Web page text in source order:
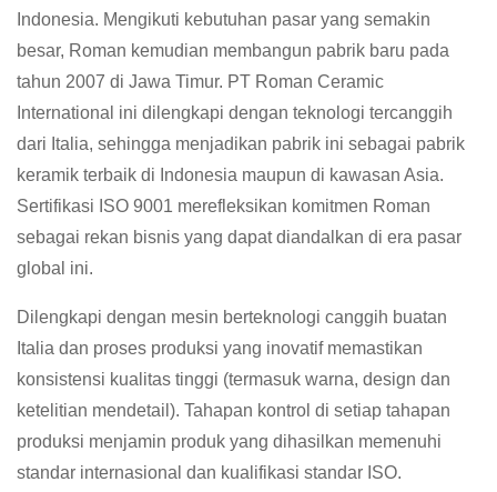
Indonesia. Mengikuti kebutuhan pasar yang semakin
besar, Roman kemudian membangun pabrik baru pada
tahun 2007 di Jawa Timur. PT Roman Ceramic
International ini dilengkapi dengan teknologi tercanggih
dari Italia, sehingga menjadikan pabrik ini sebagai pabrik
keramik terbaik di Indonesia maupun di kawasan Asia.
Sertifikasi ISO 9001 merefleksikan komitmen Roman
sebagai rekan bisnis yang dapat diandalkan di era pasar
global ini.
Dilengkapi dengan mesin berteknologi canggih buatan
Italia dan proses produksi yang inovatif memastikan
konsistensi kualitas tinggi (termasuk warna, design dan
ketelitian mendetail). Tahapan kontrol di setiap tahapan
produksi menjamin produk yang dihasilkan memenuhi
standar internasional dan kualifikasi standar ISO.